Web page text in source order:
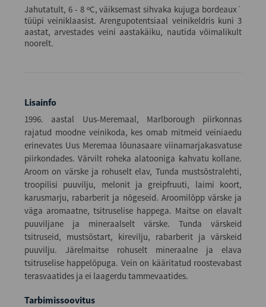
Jahutatult, 6 - 8 ºC, väiksemast sihvaka kujuga bordeaux´
tüüpi veiniklaasist. Arengupotentsiaal veinikeldris kuni 3
aastat, arvestades veini aastakäiku, nautida võimalikult
noorelt.
Lisainfo
1996. aastal Uus-Meremaal, Marlborough piirkonnas
rajatud moodne veinikoda, kes omab mitmeid veiniaedu
erinevates Uus Meremaa lõunasaare viinamarjakasvatuse
piirkondades. Värvilt roheka alatooniga kahvatu kollane.
Aroom on värske ja rohuselt elav, Tunda mustsõstralehti,
troopilisi puuvilju, melonit ja greipfruuti, laimi koort,
karusmarju, rabarberit ja nõgeseid. Aroomilõpp värske ja
väga aromaatne, tsitruselise happega. Maitse on elavalt
puuviljane ja mineraalselt värske. Tunda värskeid
tsitruseid, mustsõstart, kirevilju, rabarberit ja värskeid
puuvilju. Järelmaitse rohuselt mineraalne ja elava
tsitruselise happelõpuga. Vein on kääritatud roostevabast
terasvaatides ja ei laagerdu tammevaatides.
Tarbimissoovitus